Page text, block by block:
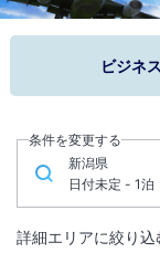
ビジネ
条件を変更する
新潟県
日付未定 - 1泊
詳細エリアに絞り込